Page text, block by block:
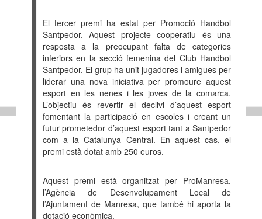
El tercer premi ha estat per Promoció Handbol
Santpedor. Aquest projecte cooperatiu és una
resposta a la preocupant falta de categories
inferiors en la secció femenina del Club Handbol
Santpedor. El grup ha unit jugadores i amigues per
liderar una nova iniciativa per promoure aquest
esport en les nenes i les joves de la comarca.
L’objectiu és revertir el declivi d’aquest esport
fomentant la participació en escoles i creant un
futur prometedor d’aquest esport tant a Santpedor
com a la Catalunya Central. En aquest cas, el
premi està dotat amb 250 euros.
Aquest premi està organitzat per ProManresa,
l’Agència de Desenvolupament Local de
l’Ajuntament de Manresa, que també hi aporta la
dotació econòmica.